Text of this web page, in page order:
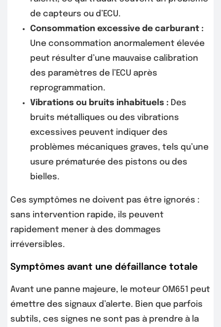
de capteurs ou d’ECU.
Consommation excessive de carburant :
Une consommation anormalement élevée
peut résulter d’une mauvaise calibration
des paramètres de l’ECU après
reprogrammation.
Vibrations ou bruits inhabituels : Des
bruits métalliques ou des vibrations
excessives peuvent indiquer des
problèmes mécaniques graves, tels qu’une
usure prématurée des pistons ou des
bielles.
Ces symptômes ne doivent pas être ignorés :
sans intervention rapide, ils peuvent
rapidement mener à des dommages
irréversibles.
Symptômes avant une défaillance totale
Avant une panne majeure, le moteur OM651 peut
émettre des signaux d’alerte. Bien que parfois
subtils, ces signes ne sont pas à prendre à la